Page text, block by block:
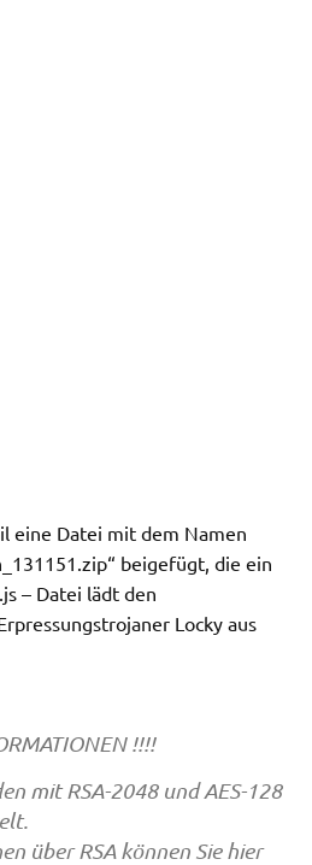
eine Datei mit dem Namen
beigefügt, die ein
– Datei lädt den
Locky aus
!!!!
mit RSA-2048 und AES-128
über RSA können Sie hier